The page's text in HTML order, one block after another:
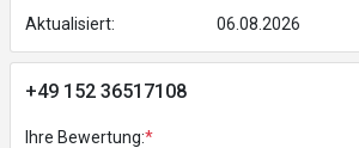
Aktualisiert:
06.08.2026
+49 152 36517108
Ihre Bewertung:*